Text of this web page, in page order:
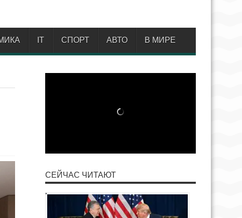
IT СПОРТ АВТО В МИРЕ
СЕЙЧАС ЧИТАЮТ